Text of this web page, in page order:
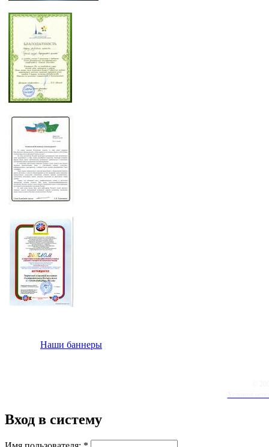
Наши баннеры
Вход в систему